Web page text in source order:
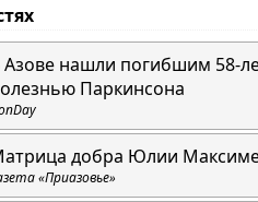
Азове нашли погибшим 58-
Паркинсона
добра Юлии
«Приазовье»